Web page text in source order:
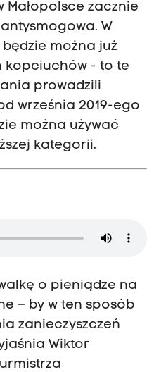
Małopolsce zacznie
W
można już
kopciuchów - to te
prowadzili
września 2019-ego
można używać
kategorii.
o pieniądze na
– by w ten sposób
zanieczyszczeń
Wiktor